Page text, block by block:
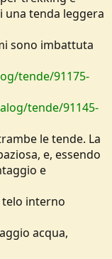
una tenda leggera
sono imbattuta
tende/91175-
tende/91145-
le tende. La
e, essendo
e
telo interno
acqua,